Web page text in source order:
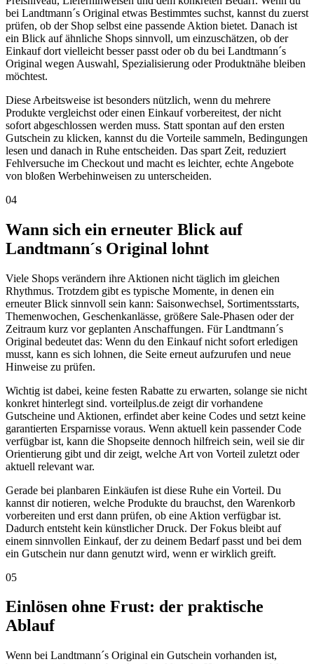
bei Landtmann´s Original etwas Bestimmtes suchst, kannst du zuerst
prüfen, ob der Shop selbst eine passende Aktion bietet. Danach ist
ein Blick auf ähnliche Shops sinnvoll, um einzuschätzen, ob der
Einkauf dort vielleicht besser passt oder ob du bei Landtmann´s
Original wegen Auswahl, Spezialisierung oder Produktnähe bleiben
möchtest.
Diese Arbeitsweise ist besonders nützlich, wenn du mehrere
Produkte vergleichst oder einen Einkauf vorbereitest, der nicht
sofort abgeschlossen werden muss. Statt spontan auf den ersten
Gutschein zu klicken, kannst du die Vorteile sammeln, Bedingungen
lesen und danach in Ruhe entscheiden. Das spart Zeit, reduziert
Fehlversuche im Checkout und macht es leichter, echte Angebote
von bloßen Werbehinweisen zu unterscheiden.
04
Wann sich ein erneuter Blick auf
Landtmann´s Original lohnt
Viele Shops verändern ihre Aktionen nicht täglich im gleichen
Rhythmus. Trotzdem gibt es typische Momente, in denen ein
erneuter Blick sinnvoll sein kann: Saisonwechsel, Sortimentsstarts,
Themenwochen, Geschenkanlässe, größere Sale-Phasen oder der
Zeitraum kurz vor geplanten Anschaffungen. Für Landtmann´s
Original bedeutet das: Wenn du den Einkauf nicht sofort erledigen
musst, kann es sich lohnen, die Seite erneut aufzurufen und neue
Hinweise zu prüfen.
Wichtig ist dabei, keine festen Rabatte zu erwarten, solange sie nicht
konkret hinterlegt sind. vorteilplus.de zeigt dir vorhandene
Gutscheine und Aktionen, erfindet aber keine Codes und setzt keine
garantierten Ersparnisse voraus. Wenn aktuell kein passender Code
verfügbar ist, kann die Shopseite dennoch hilfreich sein, weil sie dir
Orientierung gibt und dir zeigt, welche Art von Vorteil zuletzt oder
aktuell relevant war.
Gerade bei planbaren Einkäufen ist diese Ruhe ein Vorteil. Du
kannst dir notieren, welche Produkte du brauchst, den Warenkorb
vorbereiten und erst dann prüfen, ob eine Aktion verfügbar ist.
Dadurch entsteht kein künstlicher Druck. Der Fokus bleibt auf
einem sinnvollen Einkauf, der zu deinem Bedarf passt und bei dem
ein Gutschein nur dann genutzt wird, wenn er wirklich greift.
05
Einlösen ohne Frust: der praktische
Ablauf
Wenn bei Landtmann´s Original ein Gutschein vorhanden ist,